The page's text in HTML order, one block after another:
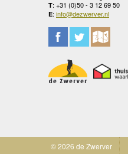
T: +31 (0)50 - 3 12 69 50
E: info@dezwerver.nl
© 2026 de Zwerver